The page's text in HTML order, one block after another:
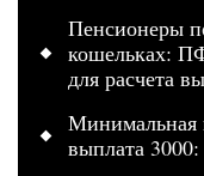
Пенсионеры
кошельках:
для расчета
Минимальная
выплата 3000: